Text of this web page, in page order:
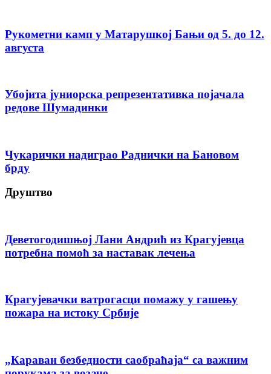
Рукометни камп у Матарушкој Бањи од 5. до 12.
августа
Убојита јуниорска репрезентативка појачала
редове Шумадинки
Чукарички надиграо Раднички на Бановом
брду
Друштво
Деветогодишњој Лани Андрић из Крагујевца
потребна помоћ за наставак лечења
Крагујевачки ватрогасци помажу у гашењу
пожара на истоку Србије
„Караван безбедности саобраћаја“ са важним